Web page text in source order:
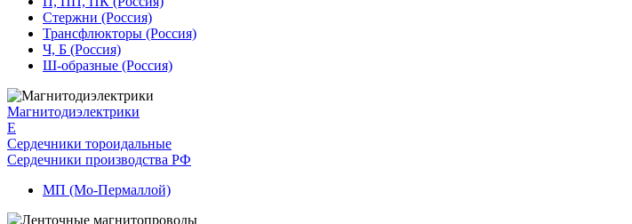
Стержни (Россия)
Трансфлюкторы (Россия)
Ч, Б (Россия)
Ш-образные (Россия)
Магнитодиэлектрики
E
Сердечники тороидальные
Сердечники производства РФ
МП (Мо-Пермаллой)